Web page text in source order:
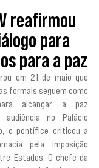
reafirmou
para
para a paz
em 21 de maio que
formais seguem como
alcançar a paz
audiência no Palácio
o pontífice criticou a
pela imposição
Estados. O chefe da